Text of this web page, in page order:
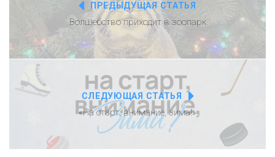
ПРЕДЫДУЩАЯ СТАТЬЯ
Волшебство приходит в зоопарк
СЛЕДУЮЩАЯ СТАТЬЯ
«На старт, внимание, зима!»